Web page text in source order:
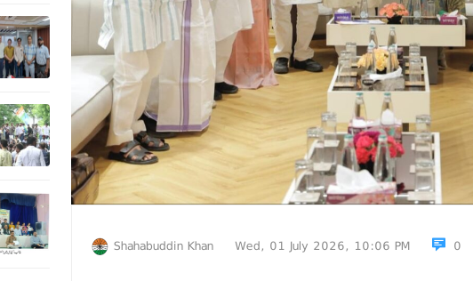
Shahabuddin Khan Wed, 01 July 2026, 10:06 PM 0